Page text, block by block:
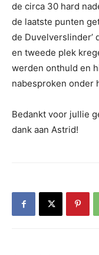
de circa 30 hard
de laatste punten
de Duvelverslinder’
en tweede plek
werden onthuld en
nabesproken onder
Bedankt voor jullie
dank aan Astrid!